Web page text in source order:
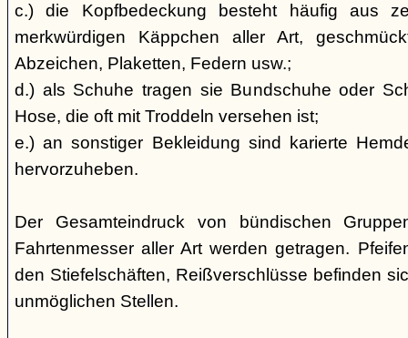
c.) die Kopfbedeckung besteht häufig aus
merkwürdigen Käppchen aller Art,
Abzeichen, Plaketten, Federn usw.;
d.) als Schuhe tragen sie Bundschuhe oder
Hose, die oft mit Troddeln versehen ist;
e.) an sonstiger Bekleidung sind karierte
hervorzuheben.
Der Gesamteindruck von bündischen
Fahrtenmesser aller Art werden getragen.
den Stiefelschäften, Reißverschlüsse befinden
unmöglichen Stellen.